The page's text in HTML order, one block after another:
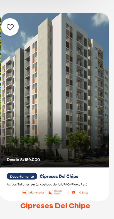
Cipreses Del Chipe